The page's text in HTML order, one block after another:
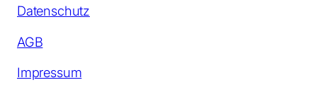
Datenschutz
AGB
Impressum